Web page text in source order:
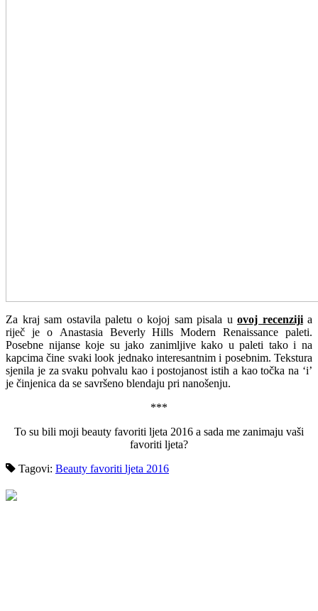
Za kraj sam ostavila paletu o kojoj sam pisala u ovoj recenzijia
riječ je o Anastasia Beverly Hills Modern Renaissance paleti.
Posebne nijanse koje su jako zanimljive kako u paleti tako i na
kapcima čine svaki look jednako interesantnim i posebnim. Tekstura
sjenila je za svaku pohvalu kao i postojanost istih a kao točka na ‘i’
je činjenica da se savršeno blendaju pri nanošenju.
***
To su bili moji beauty favoriti ljeta 2016 a sada me zanimaju vaši
favoriti ljeta?
Tagovi: Beauty favoriti ljeta 2016